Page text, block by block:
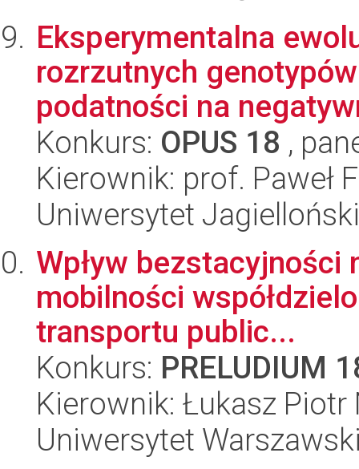
Eksperymentalna
rozrzutnych
podatności na
Konkurs: OPUS 18 ,
Kierownik: prof. Paweł
Uniwersytet
Wpływ
mobilności
transportu public...
Konkurs: PRELUDIUM
Kierownik: Łukasz Piotr
Uniwersytet